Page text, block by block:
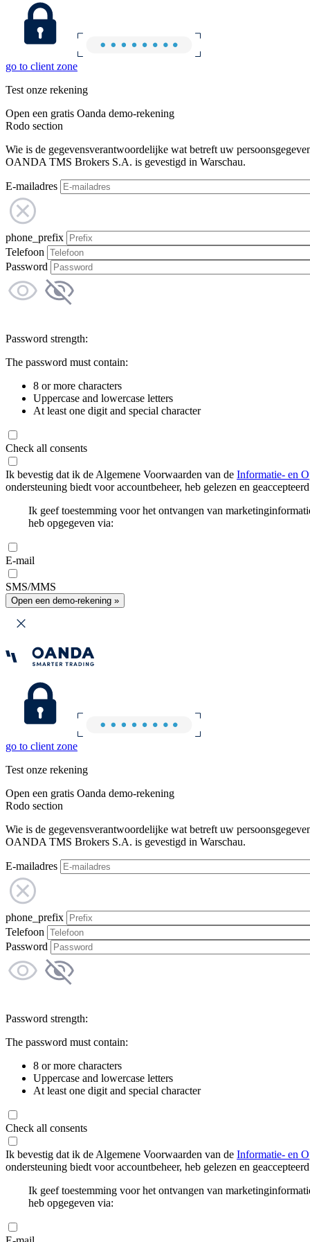
go to client zone
Test onze rekening
Open een gratis Oanda demo-rekening
Rodo section
Wie is de gegevensverantwoordelijke wat betreft uw
OANDA TMS Brokers S.A. is gevestigd in Warschau.
E-mailadres
phone_prefix
Telefoon
Password
Password strength:
The password must contain:
8 or more characters
Uppercase and lowercase letters
At least one digit and special character
Check all consents
Ik bevestig dat ik de Algemene Voorwaarden van de Informatie- en
ondersteuning biedt voor accountbeheer, heb gelezen en
Ik geef toestemming voor het ontvangen van
heb opgegeven via:
E-mail
SMS/MMS
Open een demo-rekening »
go to client zone
Test onze rekening
Open een gratis Oanda demo-rekening
Rodo section
Wie is de gegevensverantwoordelijke wat betreft uw
OANDA TMS Brokers S.A. is gevestigd in Warschau.
E-mailadres
phone_prefix
Telefoon
Password
Password strength:
The password must contain:
8 or more characters
Uppercase and lowercase letters
At least one digit and special character
Check all consents
Ik bevestig dat ik de Algemene Voorwaarden van de Informatie- en
ondersteuning biedt voor accountbeheer, heb gelezen en
Ik geef toestemming voor het ontvangen van
heb opgegeven via: